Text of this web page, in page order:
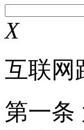
X
互联网
第一条